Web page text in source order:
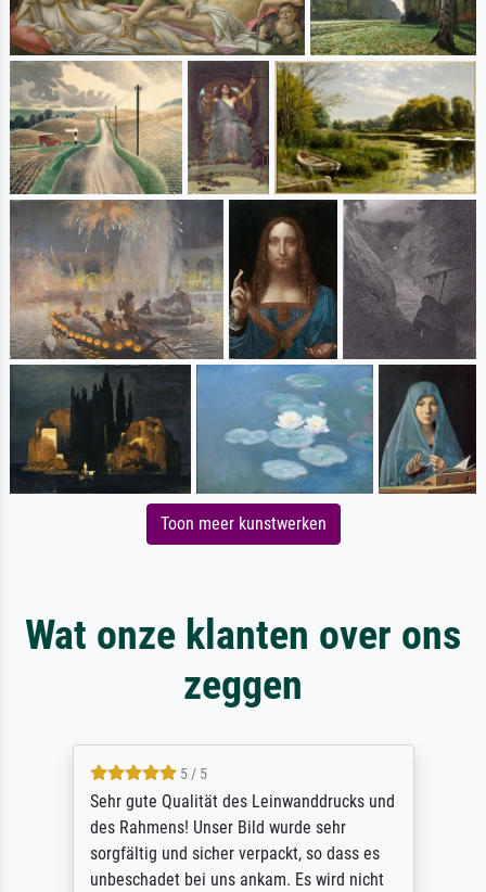
Toon meer kunstwerken
Wat onze klanten over ons
zeggen
5 / 5
Sehr gute Qualität des Leinwanddrucks und
des Rahmens! Unser Bild wurde sehr
sorgfältig und sicher verpackt, so dass es
unbeschadet bei uns ankam. Es wird nicht